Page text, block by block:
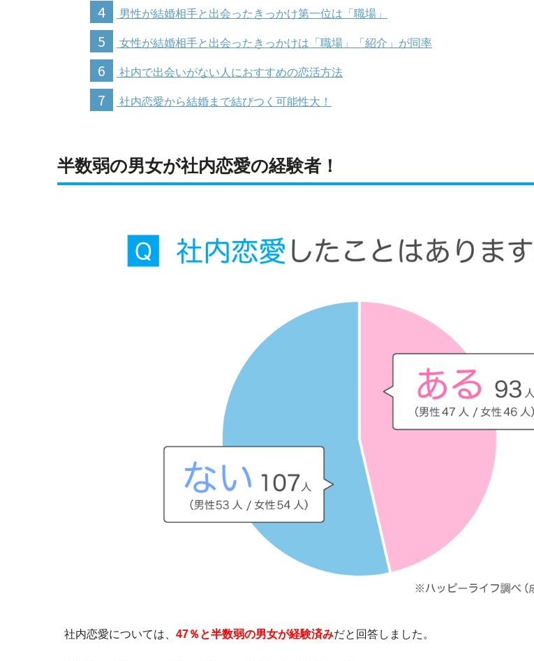
4 男性が結婚相手と出会ったきっかけ第一位は「職場」
5 女性が結婚相手と出会ったきっかけは「職場」「紹介」が同率
6 社内で出会いがない人におすすめの恋活方法
7 社内恋愛から結婚まで結びつく可能性大！
半数弱の男女が社内恋愛の経験者！
社内恋愛については、 47％と半数弱の男女が経験済みだと回答しました。